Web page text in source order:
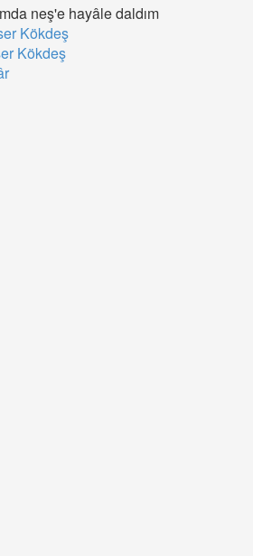
neş'e hayâle daldım
Kökdeş
Kökdeş